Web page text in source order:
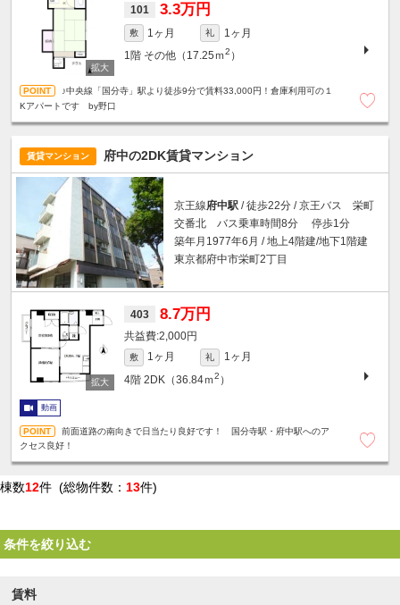
101 3.3万円
敷 1ヶ月 礼
1ヶ月
1階 その他（17.25ｍ2 ）
♪中央線「国分寺」駅より徒歩9分で賃料33,000円！倉庫利用可の１
Kアパートです by野口
賃貸マンション 府中の2DK賃貸マンション
京王線府中駅 / 徒歩22分 / 京王バス 栄町
交番北 バス乗車時間8分 停歩1分
築年月1977年6月 / 地上4階建/地下1階建
東京都府中市栄町2丁目
403 8.7万円
2,000円
敷 1ヶ月 礼
1ヶ月
4階 2DK（36.84ｍ2 ）
動画
前面道路の南向きで日当たり良好です！ 国分寺駅・府中駅へのア
クセス良好！
棟数12件 (総物件数： 13件)
条件を絞り込む
賃料